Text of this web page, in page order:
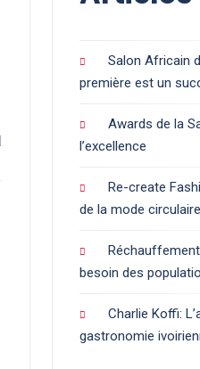
Salon Africain
première est un
Awards de la
l’excellence
Re-create
de la mode circulaire
besoin des
Charlie Koffi:
gastronomie